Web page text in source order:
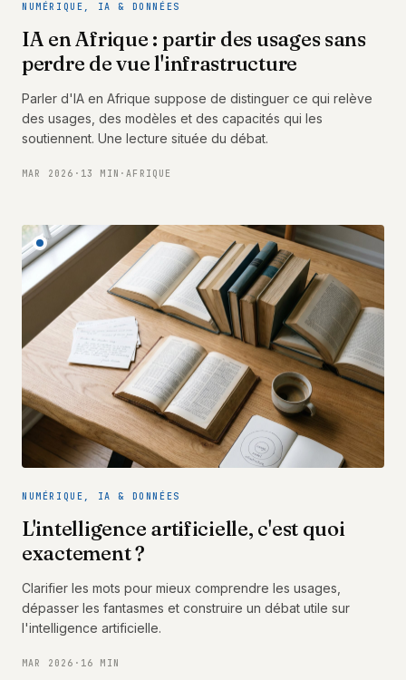
NUMÉRIQUE, IA & DONNÉES
IA en Afrique : partir des usages sans
perdre de vue l'infrastructure
Parler d'IA en Afrique suppose de distinguer ce qui relève
des usages, des modèles et des capacités qui les
soutiennent. Une lecture située du débat.
MAR 2026 · 13 MIN ·AFRIQUE
NUMÉRIQUE, IA & DONNÉES
L'intelligence artificielle, c'est quoi
exactement ?
Clarifier les mots pour mieux comprendre les usages,
dépasser les fantasmes et construire un débat utile sur
l'intelligence artificielle.
MAR 2026 · 16 MIN